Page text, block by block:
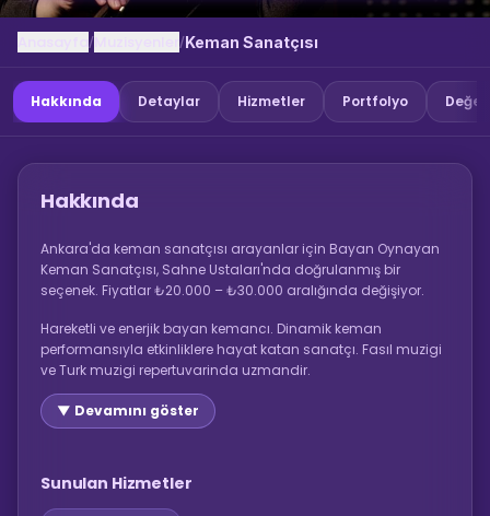
/ /Keman Sanatçısı
Hakkında Detaylar Hizmetler Portfolyo
Hakkında
Ankara'da keman sanatçısı arayanlar için Bayan Oynayan
Keman Sanatçısı, Sahne Ustaları'nda doğrulanmış bir
seçenek. Fiyatlar ₺20.000 – ₺30.000 aralığında değişiyor.
Hareketli ve enerjik bayan kemancı. Dinamik keman
performansıyla etkinliklere hayat katan sanatçı. Fasıl muzigi
ve Turk muzigi repertuvarinda uzmandir.
▼ Devamını göster
Sunulan Hizmetler